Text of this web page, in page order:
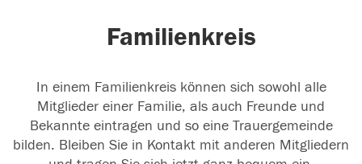
Familienkreis
In einem Familienkreis können sich sowohl alle
Mitglieder einer Familie, als auch Freunde und
Bekannte eintragen und so eine Trauergemeinde
bilden. Bleiben Sie in Kontakt mit anderen Mitgliedern